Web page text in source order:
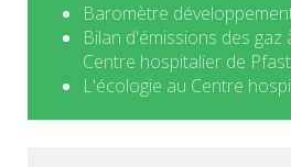
Baromètre
Bilan d'émissions des
Centre hospitalier de
L'écologie au Centre